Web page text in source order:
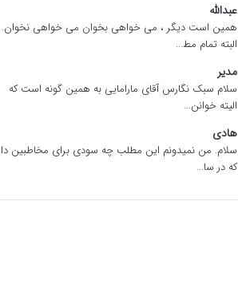
عبدالله
همین است دیگر ، می خواهی بخوان می خواهی نخوان.
البته تمام مط...
مدیر
سلام سبک نگارس آقای مارامایی به همین گونه است که
الیته خوانن...
هادی
سلام. من نمیدونم این مطلب چه سودی برای مخاطبین
که در سا...